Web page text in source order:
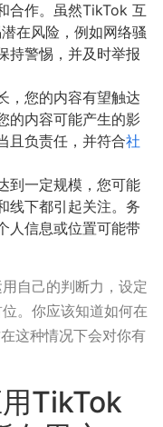
合作。虽然TikTok 互
在风险，例如网络骚
持警惕，并及时举报
，您的内容有望触达
的内容可能产生的影
且负责任，并符合社
到一定规模，您可能
线下都引起关注。务
人信息或位置可能带
自己的判断力，设定
。你应该知道如何在
这种情况下会对你有
TikTok